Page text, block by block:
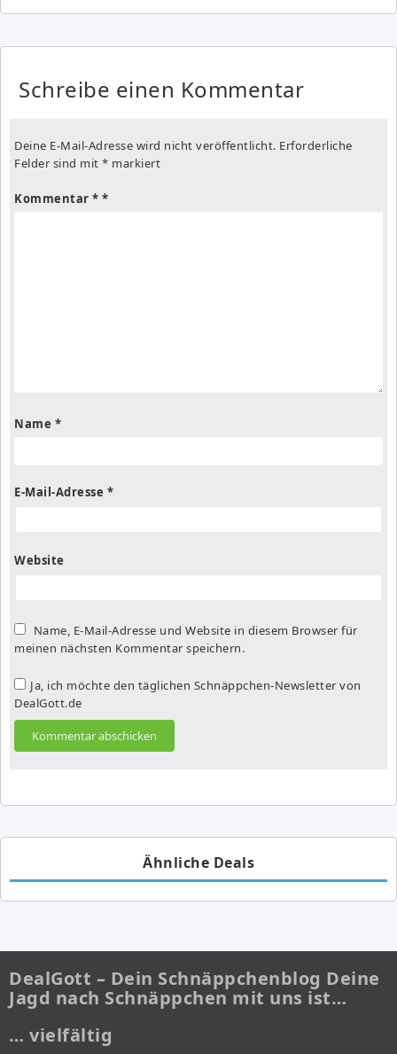
Schreibe einen Kommentar
Deine E-Mail-Adresse wird nicht veröffentlicht. Erforderliche
Felder sind mit * markiert
Kommentar *
Name *
E-Mail-Adresse *
Website
Name, E-Mail-Adresse und Website in diesem Browser für
meinen nächsten Kommentar speichern.
Ja, ich möchte den täglichen Schnäppchen-Newsletter von
DealGott.de
Ähnliche Deals
DealGott – Dein Schnäppchenblog Deine
Jagd nach Schnäppchen mit uns ist…
… vielfältig